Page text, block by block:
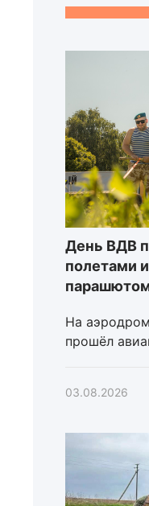
День ВДВ
полетами
На
прошёл
03.08.2026